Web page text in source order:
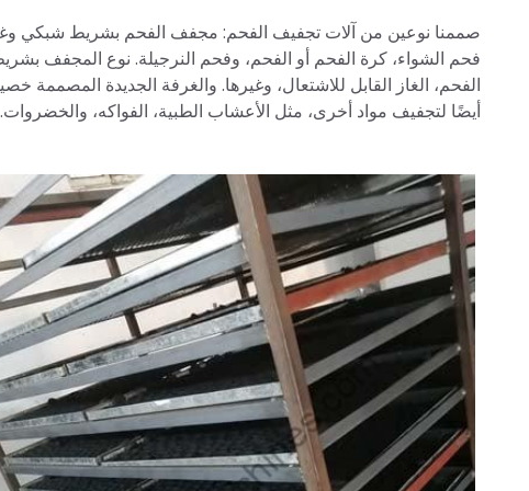
صممنا نوعين من آلات تجفيف الفحم: مجفف الفحم بشريط شبكي
فحم الشواء، كرة الفحم أو الفحم، وفحم النرجيلة. نوع المجفف
الفحم، الغاز القابل للاشتعال، وغيرها. والغرفة الجديدة
أيضًا لتجفيف مواد أخرى، مثل الأعشاب الطبية، الفواكه، والخضروات.